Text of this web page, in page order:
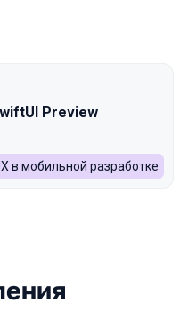
2022 Autumn
Preview
в мобильной разработке